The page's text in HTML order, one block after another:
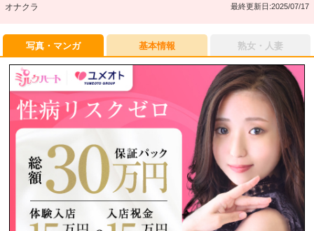
オナクラ 最終更新日:2025/07/17
写真・マンガ 基本情報 熟女・人妻